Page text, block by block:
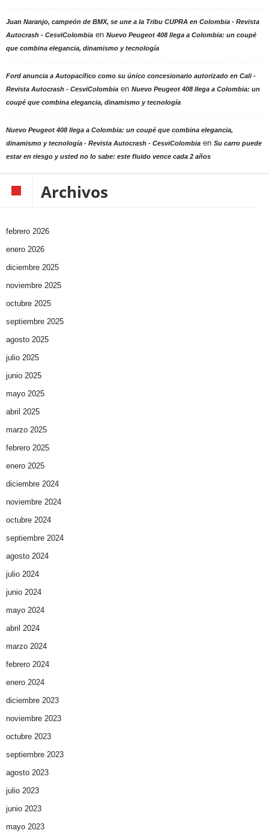
Juan Naranjo, campeón de BMX, se une a la Tribu CUPRA en Colombia - Revista
Autocrash - CesviColombia en Nuevo Peugeot 408 llega a Colombia: un coupé
que combina elegancia, dinamismo y tecnología
Ford anuncia a Autopacífico como su único concesionario autorizado en Cali -
Revista Autocrash - CesviColombia en Nuevo Peugeot 408 llega a Colombia: un
coupé que combina elegancia, dinamismo y tecnología
Nuevo Peugeot 408 llega a Colombia: un coupé que combina elegancia,
dinamismo y tecnología - Revista Autocrash - CesviColombia en Su carro puede
estar en riesgo y usted no lo sabe: este fluido vence cada 2 años
Archivos
febrero 2026
enero 2026
diciembre 2025
noviembre 2025
octubre 2025
septiembre 2025
agosto 2025
julio 2025
junio 2025
mayo 2025
abril 2025
marzo 2025
febrero 2025
enero 2025
diciembre 2024
noviembre 2024
octubre 2024
septiembre 2024
agosto 2024
julio 2024
junio 2024
mayo 2024
abril 2024
marzo 2024
febrero 2024
enero 2024
diciembre 2023
noviembre 2023
octubre 2023
septiembre 2023
agosto 2023
julio 2023
junio 2023
mayo 2023